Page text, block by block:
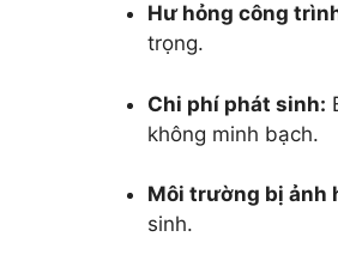
Hư hỏng công
trọng.
Chi phí phát sinh:
không minh bạch.
Môi trường bị ảnh
sinh.